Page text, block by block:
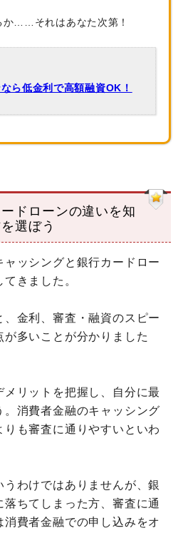
か……それはあなた次第！
ら低金利で高額融資OK！
ドローンの違いを知
選ぼう
ッシングと銀行カードロー
きました。
金利、審査・融資のスピー
が多いことが分かりました
リットを把握し、自分に最
消費者金融のキャッシング
も審査に通りやすいといわ
うわけではありませんが、銀
ちてしまった方、審査に通
費者金融での申し込みをオ